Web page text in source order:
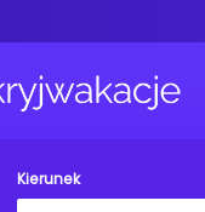
Kierunek